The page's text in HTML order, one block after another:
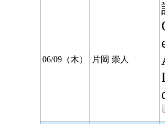
06/09（木） 片岡 崇人